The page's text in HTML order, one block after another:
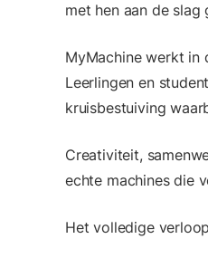
met hen aan de
MyMachine werkt in
Leerlingen en
kruisbestuiving
Creativiteit,
echte machines die
Het volledige